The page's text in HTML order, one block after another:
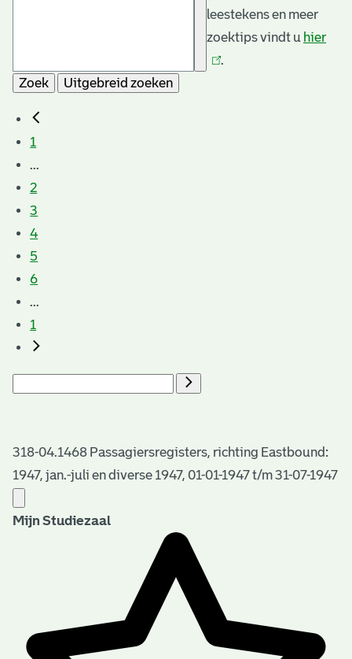
leestekens en meer
zoektips vindt u hier
.
Zoek
Uitgebreid zoeken
1
...
2
3
4
5
6
...
1
318-04.1468 Passagiersregisters, richting Eastbound:
1947, jan.-juli en diverse 1947, 01-01-1947 t/m 31-07-1947
Mijn Studiezaal